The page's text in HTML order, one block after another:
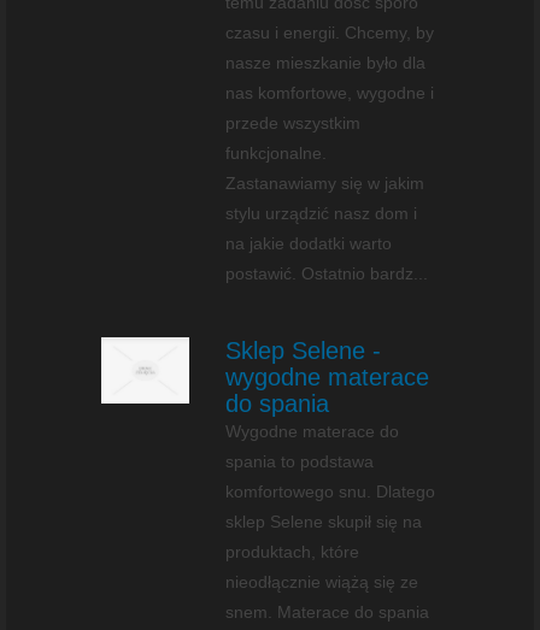
czasu i energii. Chcemy, by
nasze mieszkanie było dla
nas komfortowe, wygodne i
przede wszystkim
funkcjonalne.
Zastanawiamy się w jakim
stylu urządzić nasz dom i
na jakie dodatki warto
postawić. Ostatnio bardz...
Sklep Selene -
wygodne materace
do spania
Wygodne materace do
spania to podstawa
komfortowego snu. Dlatego
sklep Selene skupił się na
produktach, które
nieodłącznie wiążą się ze
snem. Materace do spania